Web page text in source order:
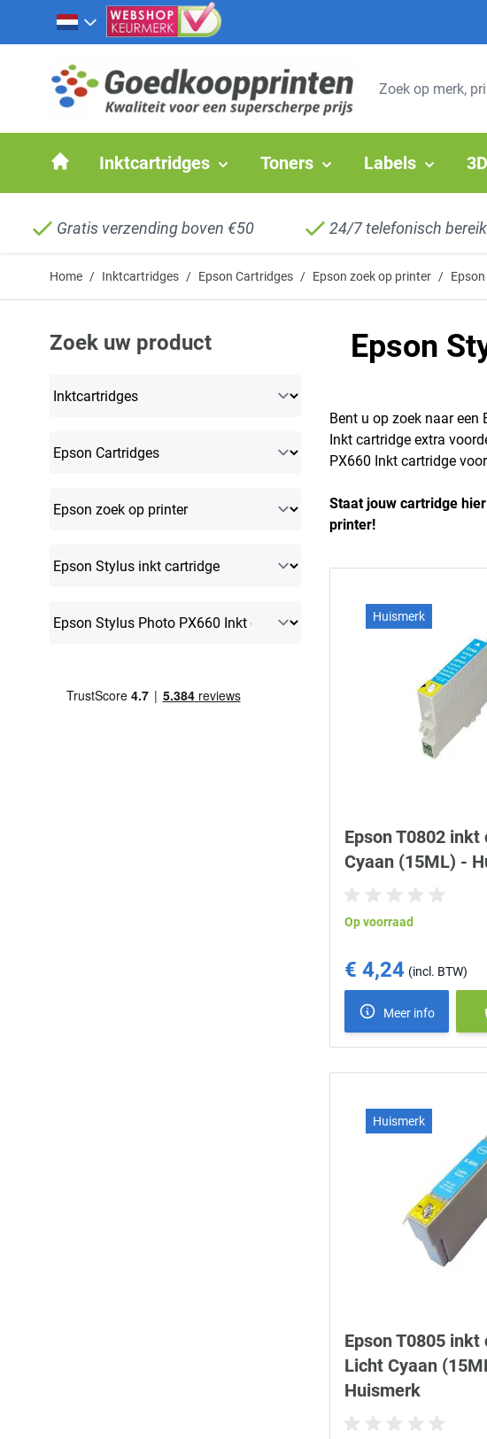
Ga naar de inhoud
Inktcartridges Toners Labels
Gratis verzending boven €50 24/7 telefonisch
Home / Inktcartridges / Epson Cartridges / Epson zoek op printer /
Zoek uw product Epson
Bent u op zoek naar
Inkt cartridge extra
PX660 Inkt cartridge
Staat jouw cartridge
printer!
Huismerk
Epson T0802
Cyaan (15ML) -
Op voorraad
€ 4,24
Meer info
Huismerk
Epson T0805
Licht Cyaan
Huismerk